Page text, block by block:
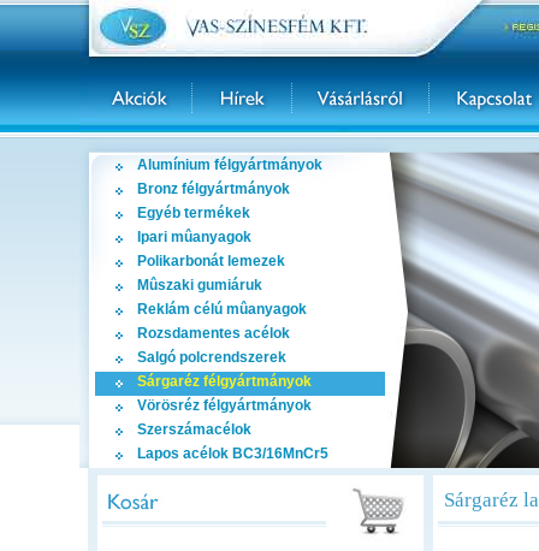
Alumínium félgyártmányok
Bronz félgyártmányok
Egyéb termékek
Ipari mûanyagok
Polikarbonát lemezek
Mûszaki gumiáruk
Reklám célú mûanyagok
Rozsdamentes acélok
Salgó polcrendszerek
Sárgaréz félgyártmányok
Vörösréz félgyártmányok
Szerszámacélok
Lapos acélok BC3/16MnCr5
Sárgaréz